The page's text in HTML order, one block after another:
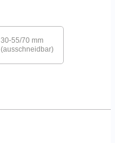
30-55/70 mm
(ausschneidbar)